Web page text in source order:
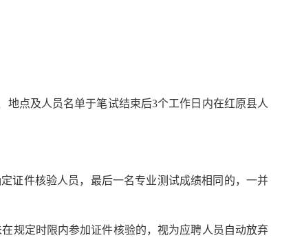
地点及人员名单于笔试结束后3个工作日内在红原县人
证件核验人员，最后一名专业测试成绩相同的，一并
规定时限内参加证件核验的，视为应聘人员 自动放弃